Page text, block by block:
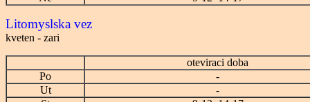
Litomyslska vez
kveten - zari
oteviraci doba
Po
-
Ut
-